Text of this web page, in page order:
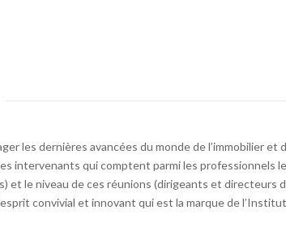
les dernières avancées du monde de l’immobilier et
intervenants qui comptent parmi les professionnels
et le niveau de ces réunions (dirigeants et directeurs
convivial et innovant qui est la marque de